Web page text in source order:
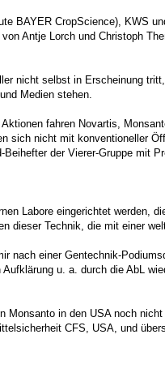
BAYER CropScience), KWS
Antje Lorch und Christoph
nicht selbst in Erscheinung
Medien stehen.
fahren Novartis,
sich nicht mit konventioneller
der Vierer-Gruppe mit
Labore eingerichtet werden,
Technik, die mit einer
nach einer Gentechnik-
u. a. durch die AbL
Monsanto in den USA noch
CFS, USA, und